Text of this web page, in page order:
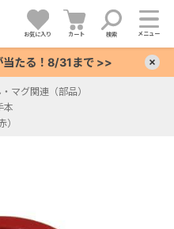
お気に入り カート 検索 メニュー
当たる！8/31まで >>
マグ関連（部品）
本